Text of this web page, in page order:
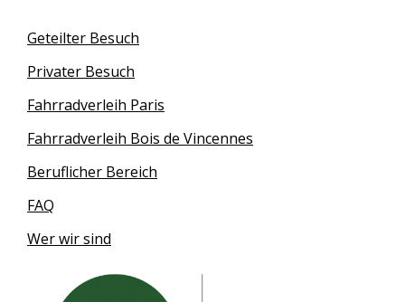
Geteilter Besuch
Privater Besuch
Fahrradverleih Paris
Fahrradverleih Bois de Vincennes
Beruflicher Bereich
FAQ
Wer wir sind